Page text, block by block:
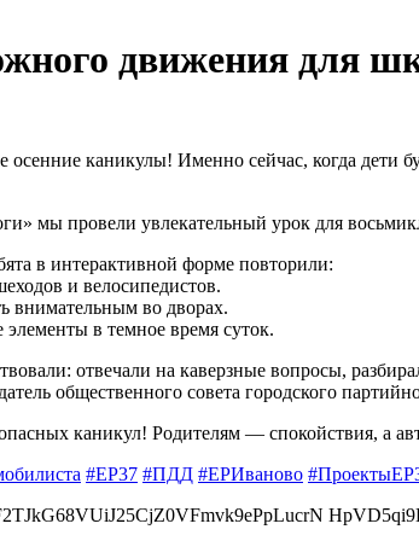
движения для
каникулы! Именно сейчас, когда дети
мы провели увлекательный урок для
в интерактивной форме повторили:
и велосипедистов.
внимательным во дворах.
в темное время суток.
отвечали на каверзные вопросы,
общественного совета городского
каникул! Родителям — спокойствия, а
#ЕР37 #ПДД #ЕРИваново